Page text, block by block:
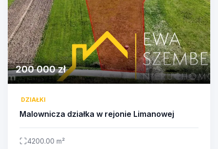
200 000 zł
DZIAŁKI
Malownicza działka w rejonie Limanowej
4200.00 m²